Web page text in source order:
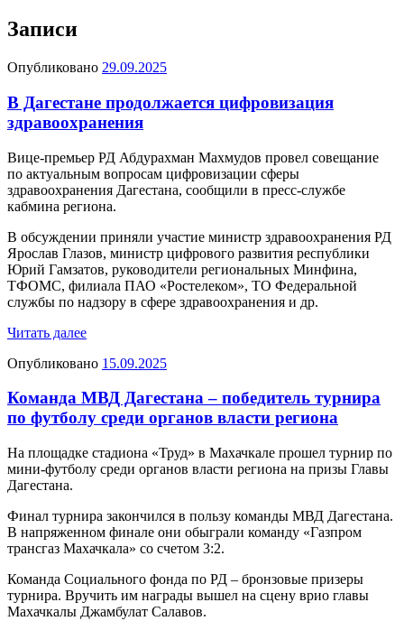
Записи
Опубликовано 29.09.2025
В Дагестане продолжается цифровизация
здравоохранения
Вице-премьер РД Абдурахман Махмудов провел совещание
по актуальным вопросам цифровизации сферы
здравоохранения Дагестана, сообщили в пресс-службе
кабмина региона.
В обсуждении приняли участие министр здравоохранения РД
Ярослав Глазов, министр цифрового развития республики
Юрий Гамзатов, руководители региональных Минфина,
ТФОМС, филиала ПАО «Ростелеком», ТО Федеральной
службы по надзору в сфере здравоохранения и др.
Читать далее
Опубликовано 15.09.2025
Команда МВД Дагестана – победитель турнира
по футболу среди органов власти региона
На площадке стадиона «Труд» в Махачкале прошел турнир по
мини-футболу среди органов власти региона на призы Главы
Дагестана.
Финал турнира закончился в пользу команды МВД Дагестана.
В напряженном финале они обыграли команду «Газпром
трансгаз Махачкала» со счетом 3:2.
Команда Социального фонда по РД – бронзовые призеры
турнира. Вручить им награды вышел на сцену врио главы
Махачкалы Джамбулат Салавов.